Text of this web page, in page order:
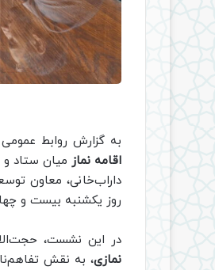
به گزارش روابط عمومی
اقامه نماز میان ستاد و
داراب‌خانی، معاون
روز یکشنبه بیست و
در این نشست،
نمازی، به نقش